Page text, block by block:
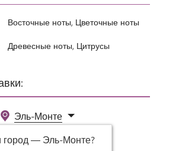
Эль-Монте
город — Эль-Монте?
заказе от 3000 руб.
Восточные ноты, Цветочные ноты
Древесные ноты, Цитрусы